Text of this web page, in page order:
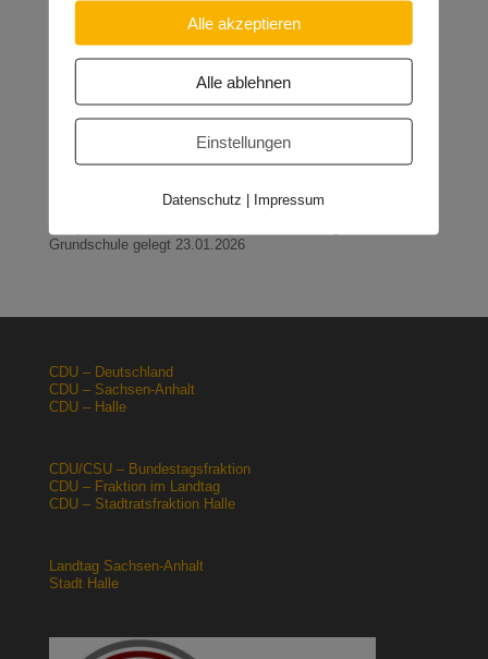
Sondervermögen für die Europachaussee richtige
30.04.2026
Halle: Erhöhung der Gewerbesteuer ist falsches Signal
26.03.2026
Orgacid-Altlasten: Bund und Land mit in der Verantwortung
15.02.2026
12.02.2026
Grundschule gelegt 23.01.2026
CDU – Deutschland
CDU – Sachsen-Anhalt
CDU – Halle
CDU/CSU – Bundestagsfraktion
CDU – Fraktion im Landtag
CDU – Stadtratsfraktion Halle
Landtag Sachsen-Anhalt
Stadt Halle
Alle akzeptieren
Alle ablehnen
Einstellungen
Datenschutz | Impressum